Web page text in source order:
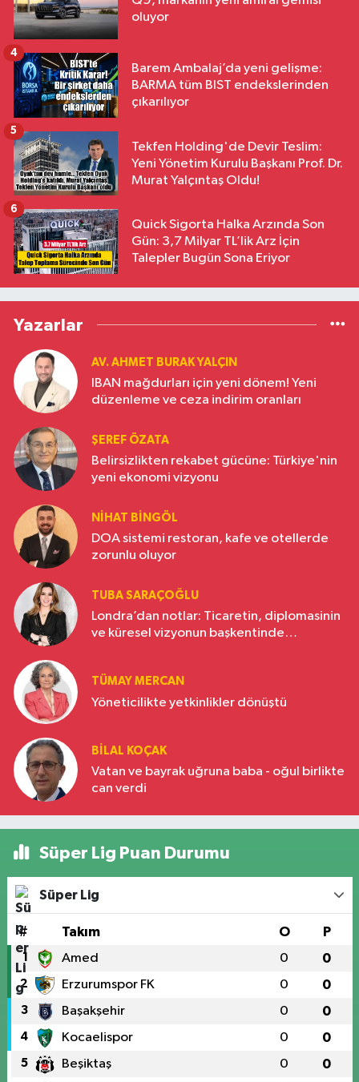
oluyor
Barem Ambalaj’da yeni gelişme:
BARMA tüm BIST endekslerinden
çıkarılıyor
4
Tekfen Holding'de Devir Teslim:
Yeni Yönetim Kurulu Başkanı Prof. Dr.
Murat Yalçıntaş Oldu!
5
Quick Sigorta Halka Arzında Son
Gün: 3,7 Milyar TL’lik Arz İçin
Talepler Bugün Sona Eriyor
6
Yazarlar
AV. AHMET BURAK YALÇIN
IBAN mağdurları için yeni dönem! Yeni
düzenleme ve ceza indirim oranları
ŞEREF ÖZATA
Belirsizlikten rekabet gücüne: Türkiye'nin
yeni ekonomi vizyonu
NIHAT BINGÖL
DOA sistemi restoran, kafe ve otellerde
zorunlu oluyor
TUBA SARAÇOĞLU
Londra’dan notlar: Ticaretin, diplomasinin
ve küresel vizyonun başkentinde
TÜMAY MERCAN
Yöneticilikte yetkinlikler dönüştü
BILAL KOÇAK
Vatan ve bayrak uğruna baba - oğul birlikte
can verdi
Süper Lig Puan Durumu
Süper Lig
# Takım O P
1 Amed 0 0
2 Erzurumspor FK 0 0
3 Başakşehir 0 0
4 Kocaelispor 0 0
5 Beşiktaş 0 0